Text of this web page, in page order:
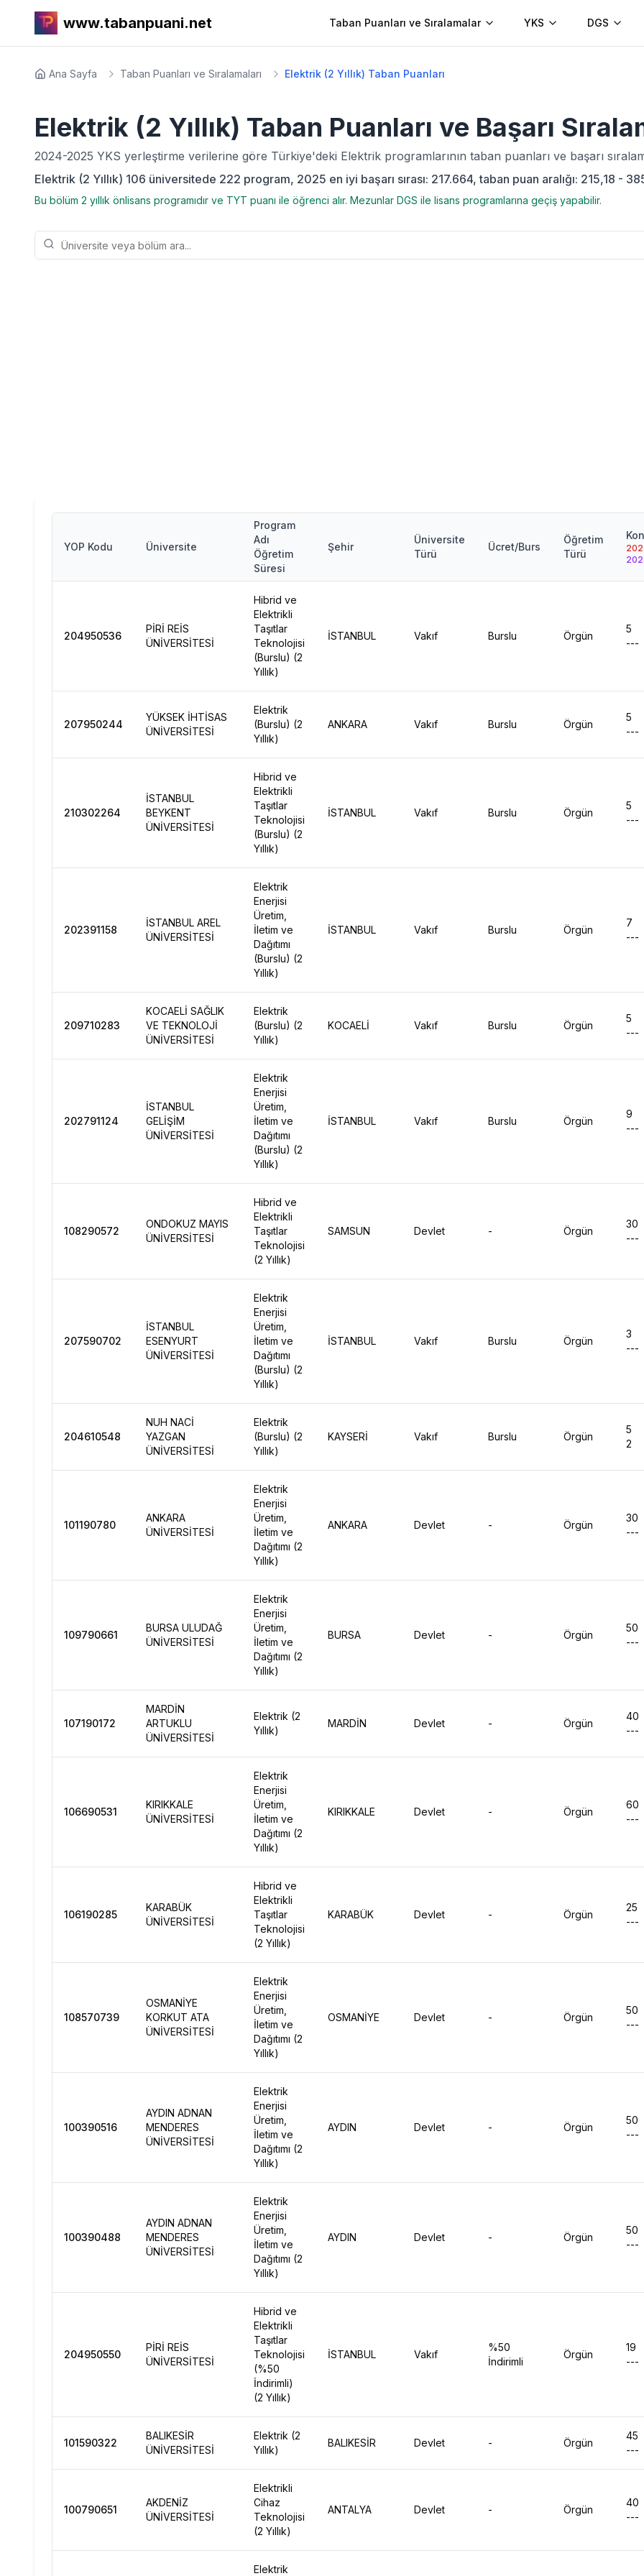
www.tabanpuani.net Taban Puanları ve Sıralamalar YKS DGS
Ana Sayfa Taban Puanları ve Sıralamaları Elektrik (2 Yıllık) Taban Puanları
Elektrik (2 Yıllık) Taban Puanları ve Başarı
2024-2025 YKS yerleştirme verilerine göre Türkiye'deki Elektrik programlarının taban puanları ve başarı
Elektrik (2 Yıllık) 106 üniversitede 222 program, 2025 en iyi başarı sırası: 217.664, taban puan aralığı: 215,18 -
Bu bölüm 2 yıllık önlisans programıdır ve TYT puanı ile öğrenci alır. Mezunlar DGS ile lisans programlarına geçiş yapabilir.
YOP Kodu Üniversite
Program
Adı
Öğretim
Süresi
Şehir
Üniversite
Türü
Ücret/Burs
Öğretim
Türü
204950536
PİRİ REİS
ÜNİVERSİTESİ
Hibrid ve
Elektrikli
Taşıtlar
Teknolojisi
(Burslu) (2
Yıllık)
İSTANBUL Vakıf Burslu Örgün
5
---
207950244
YÜKSEK İHTİSAS
ÜNİVERSİTESİ
Elektrik
(Burslu) (2
Yıllık)
ANKARA Vakıf Burslu Örgün
5
---
210302264
İSTANBUL
BEYKENT
ÜNİVERSİTESİ
Hibrid ve
Elektrikli
Taşıtlar
Teknolojisi
(Burslu) (2
Yıllık)
İSTANBUL Vakıf Burslu Örgün
5
---
202391158
İSTANBUL AREL
ÜNİVERSİTESİ
Elektrik
Enerjisi
Üretim,
İletim ve
Dağıtımı
(Burslu) (2
Yıllık)
İSTANBUL Vakıf Burslu Örgün
7
---
209710283
KOCAELİ SAĞLIK
VE TEKNOLOJİ
ÜNİVERSİTESİ
Elektrik
(Burslu) (2
Yıllık)
KOCAELİ Vakıf Burslu Örgün
5
---
202791124
İSTANBUL
GELİŞİM
ÜNİVERSİTESİ
Elektrik
Enerjisi
Üretim,
İletim ve
Dağıtımı
(Burslu) (2
Yıllık)
İSTANBUL Vakıf Burslu Örgün
9
---
108290572
ONDOKUZ MAYIS
ÜNİVERSİTESİ
Hibrid ve
Elektrikli
Taşıtlar
Teknolojisi
(2 Yıllık)
SAMSUN Devlet - Örgün
30
---
207590702
İSTANBUL
ESENYURT
ÜNİVERSİTESİ
Elektrik
Enerjisi
Üretim,
İletim ve
Dağıtımı
(Burslu) (2
Yıllık)
İSTANBUL Vakıf Burslu Örgün
3
---
204610548
NUH NACİ
YAZGAN
ÜNİVERSİTESİ
Elektrik
(Burslu) (2
Yıllık)
KAYSERİ Vakıf Burslu Örgün
5
2
101190780
ANKARA
ÜNİVERSİTESİ
Elektrik
Enerjisi
Üretim,
İletim ve
Dağıtımı (2
Yıllık)
ANKARA Devlet - Örgün
30
---
109790661
BURSA ULUDAĞ
ÜNİVERSİTESİ
Elektrik
Enerjisi
Üretim,
İletim ve
Dağıtımı (2
Yıllık)
BURSA Devlet - Örgün
50
---
107190172
MARDİN
ARTUKLU
ÜNİVERSİTESİ
Elektrik (2
Yıllık)
MARDİN Devlet - Örgün
40
---
106690531
KIRIKKALE
ÜNİVERSİTESİ
Elektrik
Enerjisi
Üretim,
İletim ve
Dağıtımı (2
Yıllık)
KIRIKKALE Devlet - Örgün
60
---
106190285
KARABÜK
ÜNİVERSİTESİ
Hibrid ve
Elektrikli
Taşıtlar
Teknolojisi
(2 Yıllık)
KARABÜK Devlet - Örgün
25
---
108570739
OSMANİYE
KORKUT ATA
ÜNİVERSİTESİ
Elektrik
Enerjisi
Üretim,
İletim ve
Dağıtımı (2
Yıllık)
OSMANİYE Devlet - Örgün
50
---
100390516
AYDIN ADNAN
MENDERES
ÜNİVERSİTESİ
Elektrik
Enerjisi
Üretim,
İletim ve
Dağıtımı (2
Yıllık)
AYDIN Devlet - Örgün
50
---
100390488
AYDIN ADNAN
MENDERES
ÜNİVERSİTESİ
Elektrik
Enerjisi
Üretim,
İletim ve
Dağıtımı (2
Yıllık)
AYDIN Devlet - Örgün
50
---
204950550
PİRİ REİS
ÜNİVERSİTESİ
Hibrid ve
Elektrikli
Taşıtlar
Teknolojisi
(%50
İndirimli)
(2 Yıllık)
İSTANBUL Vakıf
%50
İndirimli
Örgün
19
---
101590322
BALIKESİR
ÜNİVERSİTESİ
Elektrik (2
Yıllık)
BALIKESİR Devlet - Örgün
45
---
100790651
AKDENİZ
ÜNİVERSİTESİ
Elektrikli
Cihaz
Teknolojisi
(2 Yıllık)
ANTALYA Devlet - Örgün
40
---
Elektrik